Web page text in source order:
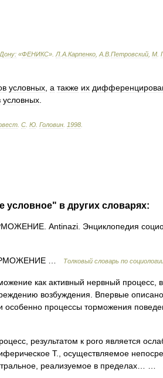
Дону: «ФЕНИКС» Л А Карпенко А В Петровский М Г
условных а также их
условных
С Ю Головин 1998
условное" в других словарях:
Antinazi. Энциклопедия
… Толковый словарь по
как активный нервный процесс,
возбуждения. Впервые
особенно процессы торможения
результатом к poro является
Т., осуществляемое
реализуемое в пределах… …